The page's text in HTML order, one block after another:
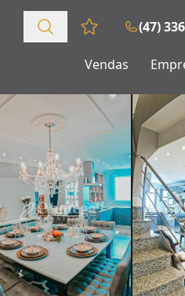
Favoritos (0
(47)
Vendas